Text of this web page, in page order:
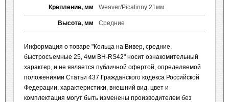
Крепление, мм Weaver/Picatinny 21мм
Высота, мм Средние
Информация о товаре "Кольца на Вивер, средние,
быстросъемные 25, 4мм BH-RS42" носит ознакомительный
характер, и не является публичной офертой, определяемой
положениями Статьи 437 Гражданского кодекса Российской
Федерации, характеристики, внешний вид, цвет и
комплектация могут быть изменены производителем без